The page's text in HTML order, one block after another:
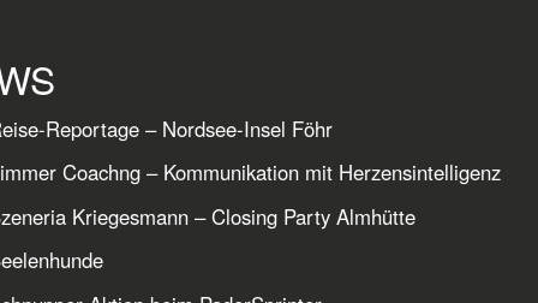
Reportage – Nordsee-Insel Föhr
Coachng – Kommunikation mit Herzensintelligenz
Kriegesmann – Closing Party Almhütte